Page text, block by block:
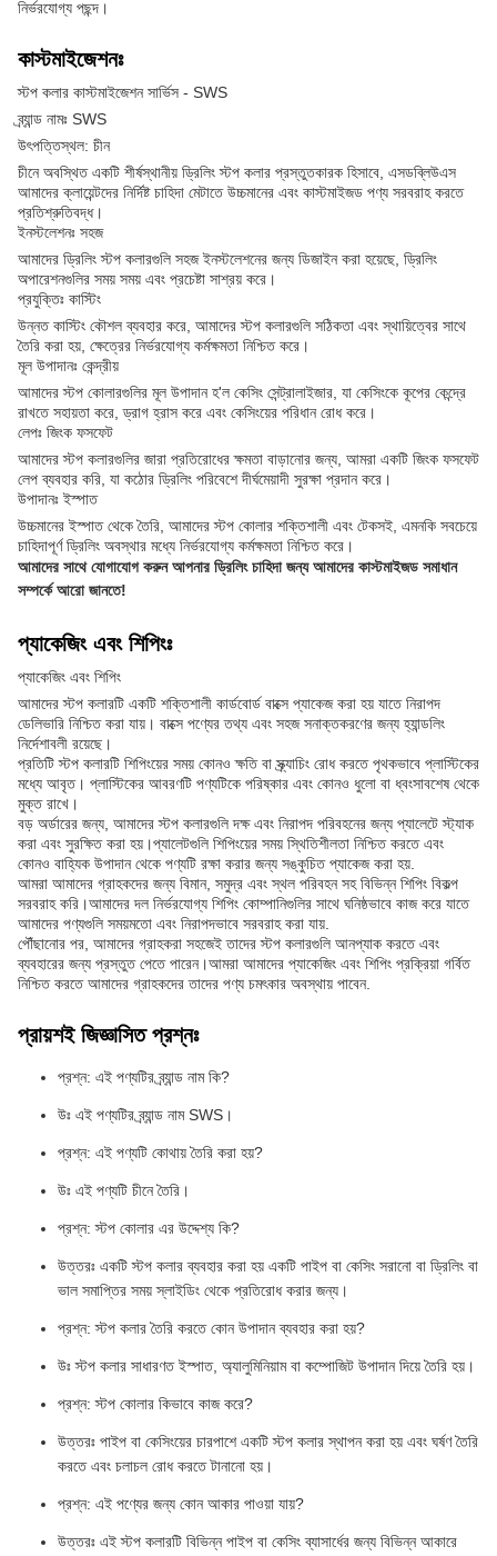
নির্ভরযোগ্য পছন্দ।
কাস্টমাইজেশনঃ
স্টপ কলার কাস্টমাইজেশন সার্ভিস - SWS
ব্র্যান্ড নামঃ SWS
উৎপত্তিস্থল: চীন
চীনে অবস্থিত একটি শীর্ষস্থানীয় ড্রিলিং স্টপ কলার প্রস্তুতকারক হিসাবে, এসডব্লিউএস
আমাদের ক্লায়েন্টদের নির্দিষ্ট চাহিদা মেটাতে উচ্চমানের এবং কাস্টমাইজড পণ্য সরবরাহ করতে
প্রতিশ্রুতিবদ্ধ।
ইনস্টলেশনঃ সহজ
আমাদের ড্রিলিং স্টপ কলারগুলি সহজ ইনস্টলেশনের জন্য ডিজাইন করা হয়েছে, ড্রিলিং
অপারেশনগুলির সময় সময় এবং প্রচেষ্টা সাশ্রয় করে।
প্রযুক্তিঃ কাস্টিং
উন্নত কাস্টিং কৌশল ব্যবহার করে, আমাদের স্টপ কলারগুলি সঠিকতা এবং স্থায়িত্বের সাথে
তৈরি করা হয়, ক্ষেত্রের নির্ভরযোগ্য কর্মক্ষমতা নিশ্চিত করে।
মূল উপাদানঃ কেন্দ্রীয়
আমাদের স্টপ কোলারগুলির মূল উপাদান হ'ল কেসিং সেন্ট্রালাইজার, যা কেসিংকে কূপের কেন্দ্রে
রাখতে সহায়তা করে, ড্রাগ হ্রাস করে এবং কেসিংয়ের পরিধান রোধ করে।
লেপঃ জিংক ফসফেট
আমাদের স্টপ কলারগুলির জারা প্রতিরোধের ক্ষমতা বাড়ানোর জন্য, আমরা একটি জিংক ফসফেট
লেপ ব্যবহার করি, যা কঠোর ড্রিলিং পরিবেশে দীর্ঘমেয়াদী সুরক্ষা প্রদান করে।
উপাদানঃ ইস্পাত
উচ্চমানের ইস্পাত থেকে তৈরি, আমাদের স্টপ কোলার শক্তিশালী এবং টেকসই, এমনকি সবচেয়ে
চাহিদাপূর্ণ ড্রিলিং অবস্থার মধ্যে নির্ভরযোগ্য কর্মক্ষমতা নিশ্চিত করে।
আমাদের সাথে যোগাযোগ করুন আপনার ড্রিলিং চাহিদা জন্য আমাদের কাস্টমাইজড সমাধান
সম্পর্কে আরো জানতে!
প্যাকেজিং এবং শিপিংঃ
প্যাকেজিং এবং শিপিং
আমাদের স্টপ কলারটি একটি শক্তিশালী কার্ডবোর্ড বাক্সে প্যাকেজ করা হয় যাতে নিরাপদ
ডেলিভারি নিশ্চিত করা যায়। বাক্সে পণ্যের তথ্য এবং সহজ সনাক্তকরণের জন্য হ্যান্ডলিং
নির্দেশাবলী রয়েছে।
প্রতিটি স্টপ কলারটি শিপিংয়ের সময় কোনও ক্ষতি বা স্ক্র্যাচিং রোধ করতে পৃথকভাবে প্লাস্টিকের
মধ্যে আবৃত। প্লাস্টিকের আবরণটি পণ্যটিকে পরিষ্কার এবং কোনও ধুলো বা ধ্বংসাবশেষ থেকে
মুক্ত রাখে।
বড় অর্ডারের জন্য, আমাদের স্টপ কলারগুলি দক্ষ এবং নিরাপদ পরিবহনের জন্য প্যালেটে স্ট্যাক
করা এবং সুরক্ষিত করা হয়।প্যালেটগুলি শিপিংয়ের সময় স্থিতিশীলতা নিশ্চিত করতে এবং
কোনও বাহ্যিক উপাদান থেকে পণ্যটি রক্ষা করার জন্য সঙ্কুচিত প্যাকেজ করা হয়.
আমরা আমাদের গ্রাহকদের জন্য বিমান, সমুদ্র এবং স্থল পরিবহন সহ বিভিন্ন শিপিং বিকল্প
সরবরাহ করি।আমাদের দল নির্ভরযোগ্য শিপিং কোম্পানিগুলির সাথে ঘনিষ্ঠভাবে কাজ করে যাতে
আমাদের পণ্যগুলি সময়মতো এবং নিরাপদভাবে সরবরাহ করা যায়.
পৌঁছানোর পর, আমাদের গ্রাহকরা সহজেই তাদের স্টপ কলারগুলি আনপ্যাক করতে এবং
ব্যবহারের জন্য প্রস্তুত পেতে পারেন।আমরা আমাদের প্যাকেজিং এবং শিপিং প্রক্রিয়া গর্বিত
নিশ্চিত করতে আমাদের গ্রাহকদের তাদের পণ্য চমৎকার অবস্থায় পাবেন.
প্রায়শই জিজ্ঞাসিত প্রশ্নঃ
প্রশ্ন: এই পণ্যটির ব্র্যান্ড নাম কি?
উঃ এই পণ্যটির ব্র্যান্ড নাম SWS।
প্রশ্ন: এই পণ্যটি কোথায় তৈরি করা হয়?
উঃ এই পণ্যটি চীনে তৈরি।
প্রশ্ন: স্টপ কোলার এর উদ্দেশ্য কি?
উত্তরঃ একটি স্টপ কলার ব্যবহার করা হয় একটি পাইপ বা কেসিং সরানো বা ড্রিলিং বা
ভাল সমাপ্তির সময় স্লাইডিং থেকে প্রতিরোধ করার জন্য।
প্রশ্ন: স্টপ কলার তৈরি করতে কোন উপাদান ব্যবহার করা হয়?
উঃ স্টপ কলার সাধারণত ইস্পাত, অ্যালুমিনিয়াম বা কম্পোজিট উপাদান দিয়ে তৈরি হয়।
প্রশ্ন: স্টপ কোলার কিভাবে কাজ করে?
উত্তরঃ পাইপ বা কেসিংয়ের চারপাশে একটি স্টপ কলার স্থাপন করা হয় এবং ঘর্ষণ তৈরি
করতে এবং চলাচল রোধ করতে টানানো হয়।
প্রশ্ন: এই পণ্যের জন্য কোন আকার পাওয়া যায়?
উত্তরঃ এই স্টপ কলারটি বিভিন্ন পাইপ বা কেসিং ব্যাসার্ধের জন্য বিভিন্ন আকারে